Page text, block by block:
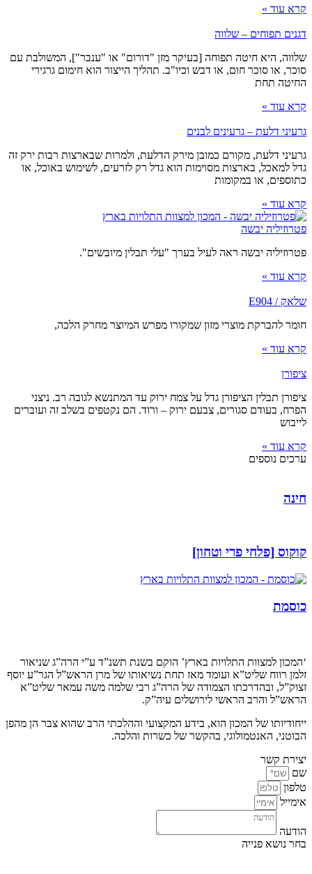
קרא עוד »
דגנים תפוחים – שלווה
שלווה, היא חיטה תפוחה [בעיקר מזן "דורום" או "ענבר"], המשולבת עם
סוכר, או סוכר חום, או דבש וכיו"ב. תהליך הייצור הוא חימום גרגירי
החיטה תחת
קרא עוד »
גרעיני דלעת – גרעינים לבנים
גרעיני דלעת, מקורם כמובן מירק הדלעת, ולמרות שבארצות רבות ירק זה
גדל למאכל, בארצות מסוימות הוא גדל רק לזרעים, לשימוש באוכל, או
כתוספים, או במקומות
קרא עוד »
פטרוזיליה יבשה
פטרוזיליה יבשה ראה לעיל בערך "עלי תבלין מיובשים".
קרא עוד »
שלאק / E904
חומר להברקת מוצרי מזון שמקורו מפרש המיוצר מחרק הלכה,
קרא עוד »
ציפורן
ציפורן תבלין הציפורן גדל על צמח ירוק עד המתנשא לגובה רב. ניצני
הפרח, בעודם סגורים, צבעם ירוק – ורוד. הם נקטפים בשלב זה ועוברים
לייבוש
קרא עוד »
ערכים נוספים
חינה
קוקוס [פלחי פרי וטחון]
כוסמת
‘המכון למצוות התלויות בארץ’ הוקם בשנת תשנ”ד ע”י הרה”ג שניאור
זלמן רווח שליט”א ועומד מאז תחת נשיאותו של מרן הראש”ל הגר”ע יוסף
זצוק”ל, ובהדרכתו הצמודה של הרה”ג רבי שלמה משה עמאר שליט”א
הראש”ל והרב הראשי לירושלים עיה”ק.
ייחודיותו של המכון הוא, בידע המקצועי וההלכתי הרב שהוא צבר הן מהפן
הבוטני, האנטמולוגי, בהקשר של כשרות והלכה.
יצירת קשר
שם
טלפון
אימייל
הודעה
בחר נושא פנייה